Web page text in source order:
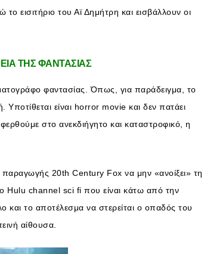
εισιτήριο του Αϊ Δημήτρη και εισβάλλουν οι
ΤΗΣ ΦΑΝΤΑΣΙΑΣ
φαντασίας. Όπως, για παράδειγμα, το
είναι horror movie και δεν πατάει
στο ανεκδιήγητο και καταστροφικό, η
παραγωγής 20th Century Fox να μην «ανοίξει» τη
Hulu channel sci fi που είναι κάτω από την
το αποτέλεσμα να στερείται ο οπαδός του
αίθουσα.